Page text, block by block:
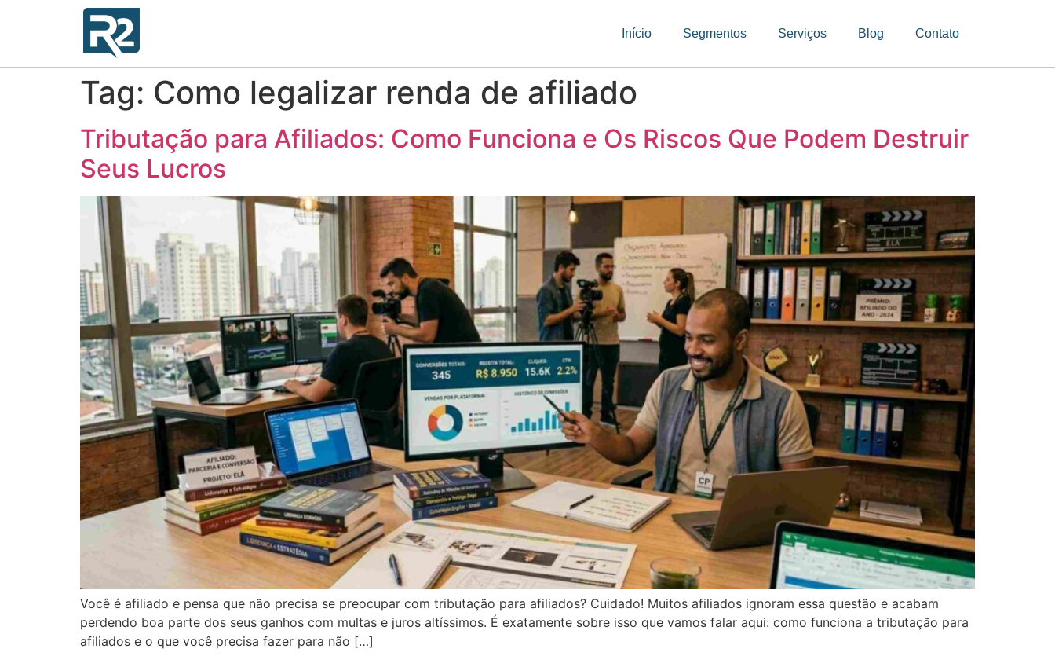
Início Segmentos Serviços Blog Contato
Tag: Como legalizar renda de afiliado
Tributação para Afiliados: Como Funciona e Os Riscos Que Podem Destruir
Seus Lucros
Você é afiliado e pensa que não precisa se preocupar com tributação para afiliados? Cuidado! Muitos afiliados ignoram essa questão e acabam
perdendo boa parte dos seus ganhos com multas e juros altíssimos. É exatamente sobre isso que vamos falar aqui: como funciona a tributação para
afiliados e o que você precisa fazer para não […]